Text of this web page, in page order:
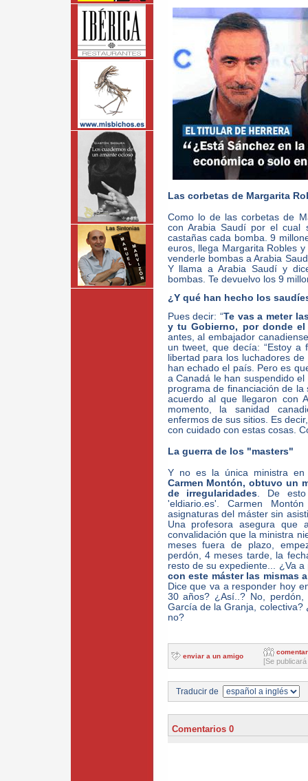
Las corbetas de Margarita
Como lo de las corbetas de
con Arabia Saudí por el cual
castañas cada bomba. 9
euros, llega Margarita Robles
venderle bombas a Arabia
Y llama a Arabia Saudí y
bombas. Te devuelvo los 9
¿Y qué han hecho los
Pues decir: “Te vas a meter
y tu Gobierno, por donde
antes, al embajador
un tweet, que decía: “Estoy
libertad para los luchadores
han echado el país. Pero es
a Canadá le han suspendido
programa de financiación de
acuerdo al que llegaron con
momento, la sanidad
enfermos de sus sitios. Es
con cuidado con estas cosas.
La guerra de los "masters"
Y no es la única ministra
Carmen Montón, obtuvo un
de irregularidades . De
'eldiario.es'. Carmen
asignaturas del máster sin
Una profesora asegura que
convalidación que la ministra
meses fuera de plazo,
perdón, 4 meses tarde, la
resto de su expediente... ¿Va
con este máster las mismas
Dice que va a responder hoy
30 años? ¿Así..? No,
García de la Granja,
no?
enviar a un amigo
comentar
[Se
Traducir de
Comentarios 0